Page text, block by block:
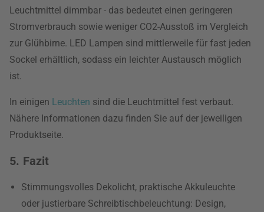
Leuchtmittel dimmbar - das bedeutet einen geringeren
Stromverbrauch sowie weniger CO2-Ausstoß im Vergleich
zur Glühbirne. LED Lampen sind mittlerweile für fast jeden
Sockel erhältlich, sodass ein leichter Austausch möglich
ist.
In einigen Leuchten sind die Leuchtmittel fest verbaut.
Nähere Informationen dazu finden Sie auf der jeweiligen
Produktseite.
5. Fazit
Stimmungsvolles Dekolicht, praktische Akkuleuchte
oder justierbare Schreibtischbeleuchtung: Design,